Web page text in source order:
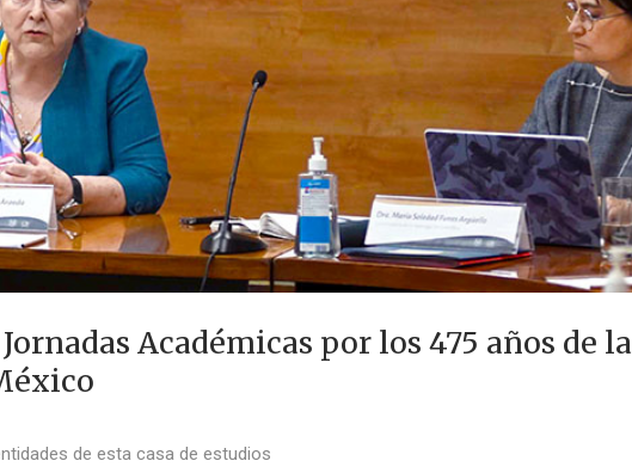
Académicas por los 475 años de la
de esta casa de estudios